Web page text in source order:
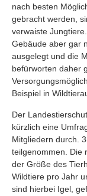
nach besten
gebracht werden,
verwaiste
Gebäude aber gar
ausgelegt und die
befürworten daher
Beispiel in
Der
kürzlich eine
Mitgliedern durch.
teilgenommen. Die
der Größe des
Wildtiere pro Jahr
sind hierbei Igel,